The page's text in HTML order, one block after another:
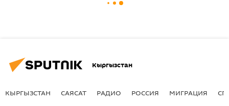
Кыргызстан
КЫРГЫЗСТАН САЯСАТ РАДИО РОССИЯ МИГРАЦИЯ